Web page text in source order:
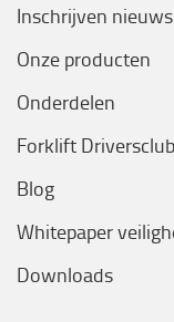
Inschrijven
Onze producten
Onderdelen
Forklift Driversclub
Blog
Whitepaper
Downloads